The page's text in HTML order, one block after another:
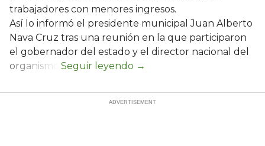
trabajadores con menores ingresos.
Así lo informó el presidente municipal Juan Alberto
Nava Cruz tras una reunión en la que participaron
el gobernador del estado y el director nacional del
organismo.